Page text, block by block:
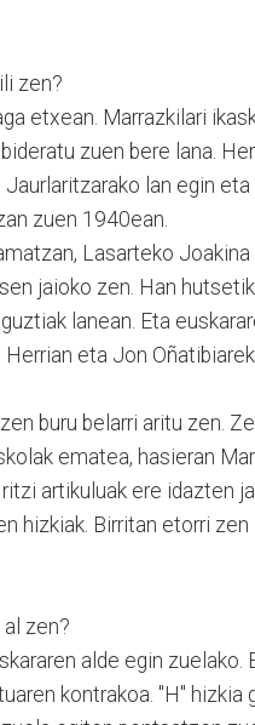
zen?
etxean. Marrazkilari
zuen bere lana.
Jaurlaritzarako lan egin
zuen 1940ean.
Lasarteko
jaioko zen. Han
lanean. Eta
eta Jon
buru belarri aritu zen.
ematea, hasieran
artikuluak ere idazten
hizkiak. Birritan etorri zen
zen?
alde egin
kontrakoa. "H"